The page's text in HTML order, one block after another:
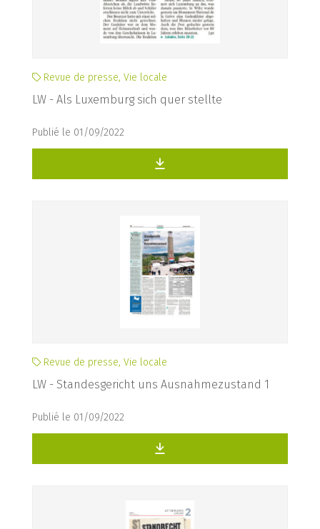
Revue de presse, Vie locale
LW - Als Luxemburg sich quer stellte
Publié le 01/09/2022
Revue de presse, Vie locale
LW - Standesgericht uns Ausnahmezustand 1
Publié le 01/09/2022